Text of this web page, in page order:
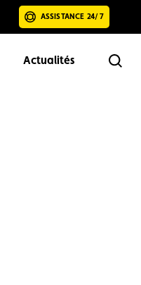
ASSISTANCE 24/7
Actualités